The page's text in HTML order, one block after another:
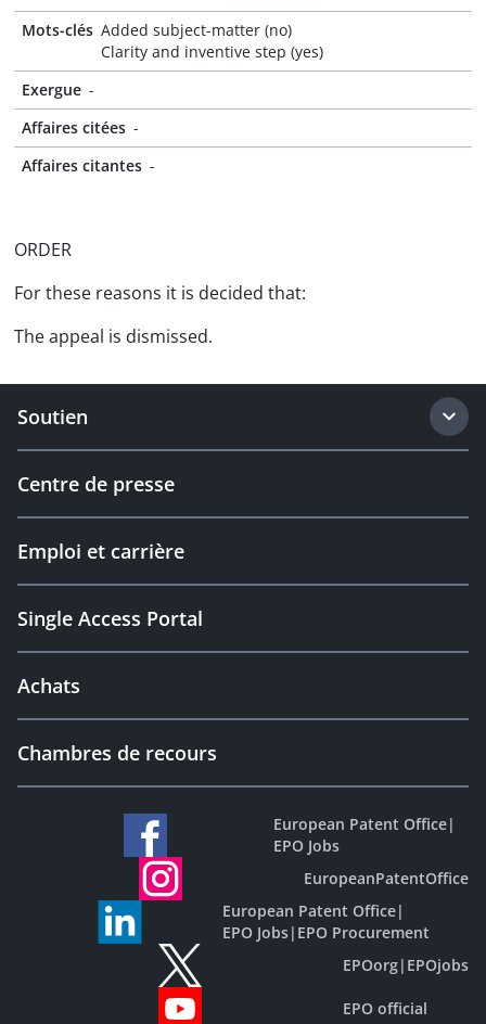
Mots-clés Added subject-matter (no)
Clarity and inventive step (yes)
Exergue -
Affaires citées -
Affaires citantes -
ORDER
For these reasons it is decided that:
The appeal is dismissed.
Soutien
Centre de presse
Emploi et carrière
Single Access Portal
Achats
Chambres de recours
European Patent Office|
EPO Jobs
EuropeanPatentOffice
European Patent Office|
EPO Jobs| EPO Procurement
EPOorg| EPOjobs
EPO official